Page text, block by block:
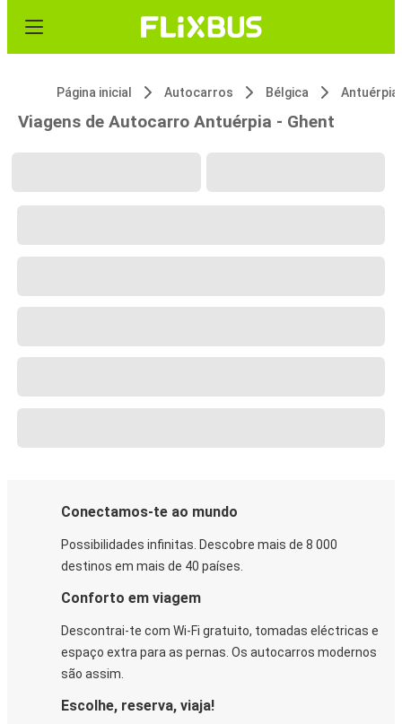
Página inicial Autocarros Bélgica Antuérpia
Viagens de Autocarro Antuérpia - Ghent
Conectamos-te ao mundo
Possibilidades infinitas. Descobre mais de 8 000
destinos em mais de 40 países.
Conforto em viagem
Descontrai-te com Wi-Fi gratuito, tomadas eléctricas e
espaço extra para as pernas. Os autocarros modernos
são assim.
Escolhe, reserva, viaja!